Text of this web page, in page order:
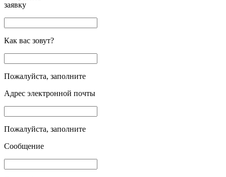
заявку
Как вас зовут?
Пожалуйста, заполните
Адрес электронной почты
Пожалуйста, заполните
Сообщение